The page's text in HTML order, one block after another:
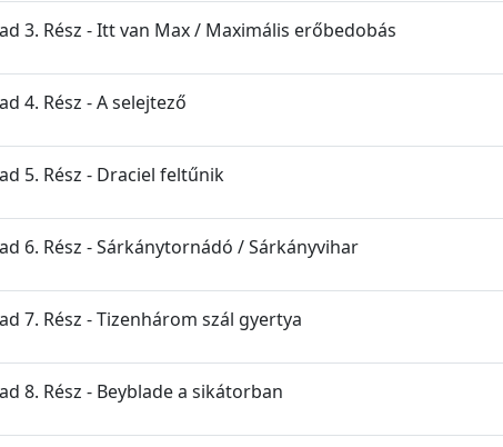
3. Rész - Itt van Max / Maximális erőbedobás
4. Rész - A selejtező
5. Rész - Draciel feltűnik
6. Rész - Sárkánytornádó / Sárkányvihar
7. Rész - Tizenhárom szál gyertya
8. Rész - Beyblade a sikátorban